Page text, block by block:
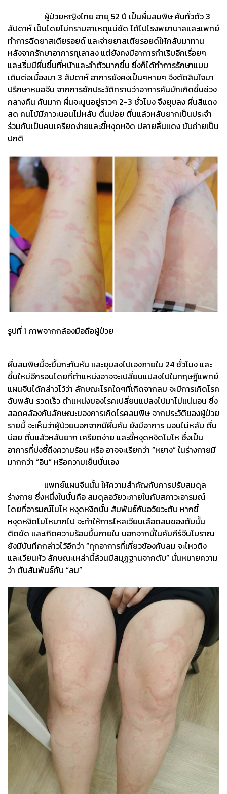
ผู้ป่วยหญิงไทย อายุ 52 ปี เป็นผื่นลมพิษ คันทั่วตัว 3
สัปดาห์ เป็นโดยไม่ทราบสาเหตุแน่ชัด ได้ไปโรงพยาบาลและแพทย์
ทำการฉีดยาสเตียรอยด์ และจ่ายยาสเตียรอยด์ให้กลับมาทาน
หลังจากรักษาอาการทุเลาลง แต่ยังคงมีอาการกำเริบอีกเรื่อยๆ
และเริ่มมีผื่นขึ้นที่หน้าและลำตัวมากขึ้น ซึ่งก็ได้ทำการรักษาแบบ
เดิมต่อเนื่องมา 3 สัปดาห์ อาการยังคงเป็นๆหายๆ จึงตัดสินใจมา
ปรึกษาหมอจีน จากการซักประวัติทราบว่าอาการคันมักเกิดขึ้นช่วง
กลางคืน คันมาก ผื่นจะนูนอยู่ราวๆ 2-3 ชั่วโมง จึงยุบลง ผื่นสีแดง
สด คนไข้มีภาวะนอนไม่หลับ ตื่นบ่อย ตื่นแล้วหลับยากเป็นประจำ
ร่วมกับเป็นคนเครียดง่ายและขี้หงุดหงิด ปลายลิ้นแดง ขับถ่ายเป็น
ปกติ
รูปที่ 1 ภาพจากกล้องมือถือผู้ป่วย
ผื่นลมพิษนี้จะขึ้นกะทันหัน และยุบลงไปเองภายใน 24 ชั่วโมง และ
ขึ้นใหม่อีกรอบโดยที่ตำแหน่งอาจจะเปลี่ยนแปลงไปในทฤษฎีแพทย์
แผนจีนได้กล่าวไว้ว่า ลักษณะโรคใดๆที่เกิดจากลม จะมีการเกิดโรค
ฉับพลัน รวดเร็ว ตำแหน่งของโรคเปลี่ยนแปลงไปมาไม่แน่นอน ซึ่ง
สอดคล้องกับลักษณะของการเกิดโรคลมพิษ จากประวัติของผู้ป่วย
รายนี้ จะเห็นว่าผู้ป่วยนอกจากมีผื่นคัน ยังมีอาการ นอนไม่หลับ ตื่น
บ่อย ตื่นแล้วหลับยาก เครียดง่าย และขี้หงุดหงิดโมโห ซึ่งเป็น
อาการที่บ่งชี้ถึงความร้อน หรือ อาจจะเรียกว่า “หยาง” ในร่างกายมี
มากกว่า “อิน” หรือความเย็นนั่นเอง
แพทย์แผนจีนนั้น ให้ความสำคัญกับการปรับสมดุล
ร่างกาย ซึ่งหนึ่งในนั้นคือ สมดุลอวัยวะภายในกับสภาวะอารมณ์
โดยที่อารมณ์โมโห หงุดหงิดนั้น สัมพันธ์กับอวัยวะตับ หากขี้
หงุดหงิดโมโหมากไป จะทำให้การไหลเวียนเลือดลมของตับนั้น
ติดขัด และเกิดความร้อนขึ้นภายใน นอกจากนี้ในคัมภีร์จีนโบราณ
ยังมีบันทึกกล่าวไว้อีกว่า “ทุกอาการที่เกี่ยวข้องกับลม จะไหวติง
และเวียนหัว ลักษณะเหล่านี้ล้วนมีสมุฏฐานจากตับ” นั่นหมายความ
ว่า ตับสัมพันธ์กับ “ลม”